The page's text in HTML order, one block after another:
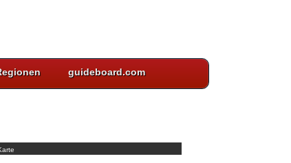
guideboard.com